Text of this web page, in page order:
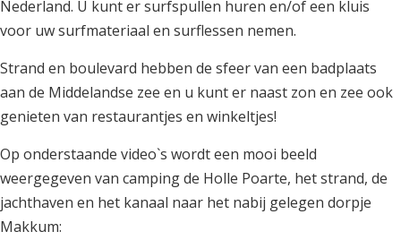
Nederland. U kunt er surfspullen huren en/of een kluis
voor uw surfmateriaal en surflessen nemen.
Strand en boulevard hebben de sfeer van een badplaats
aan de Middelandse zee en u kunt er naast zon en zee ook
genieten van restaurantjes en winkeltjes!
Op onderstaande video`s wordt een mooi beeld
weergegeven van camping de Holle Poarte, het strand, de
jachthaven en het kanaal naar het nabij gelegen dorpje
Makkum: